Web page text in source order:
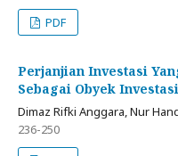
PDF
Perjanjian Investasi
Sebagai Obyek Investasi
Dimaz Rifki Anggara, Nur
236-250